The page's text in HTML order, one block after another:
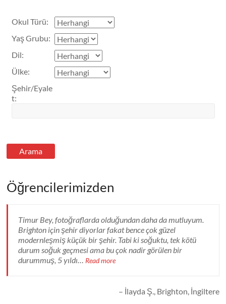
Okul Türü:
Yaş Grubu:
Dil:
Ülke:
Şehir/Eyale
t:
Öğrencilerimizden
Timur Bey, fotoğraflarda olduğundan daha da mutluyum.
Brighton için şehir diyorlar fakat bence çok güzel
modernleşmiş küçük bir şehir. Tabi ki soğuktu, tek kötü
durum soğuk geçmesi ama bu çok nadir görülen bir
durummuş, 5 yıldı… Read more
İlayda Ş. Brighton, İngiltere